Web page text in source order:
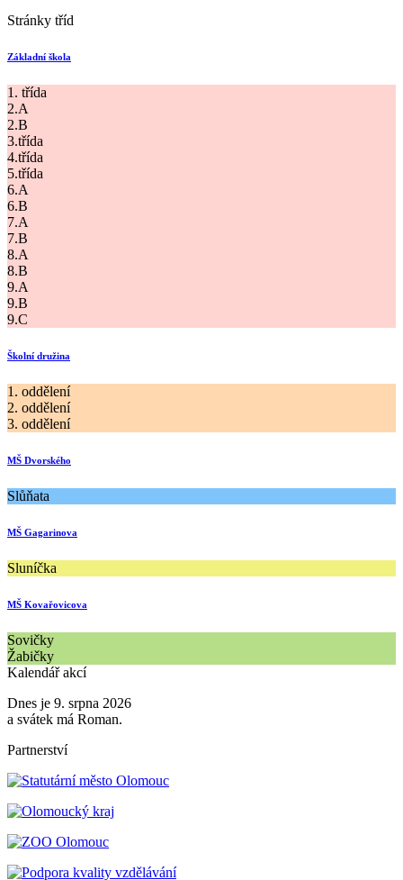
Stránky tříd
Základní škola
1. třída
2.A
2.B
3.třída
4.třída
5.třída
6.A
6.B
7.A
7.B
8.A
8.B
9.A
9.B
9.C
Školní družina
1. oddělení
2. oddělení
3. oddělení
MŠ Dvorského
Slůňata
MŠ Gagarinova
Sluníčka
MŠ Kovařovicova
Sovičky
Žabičky
Kalendář akcí
Dnes je 9. srpna 2026
a svátek má Roman.
Partnerství